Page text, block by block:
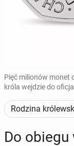
Pięć milionów monet
króla wejdzie do
Rodzina
Do